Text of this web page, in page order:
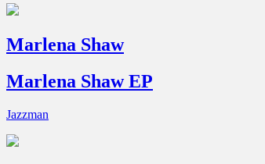
Marlena Shaw
Marlena Shaw EP
Jazzman